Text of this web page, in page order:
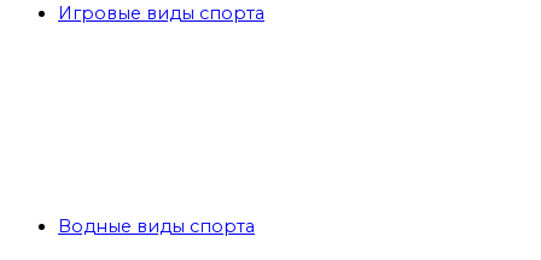
Игровые виды спорта
Водные виды спорта